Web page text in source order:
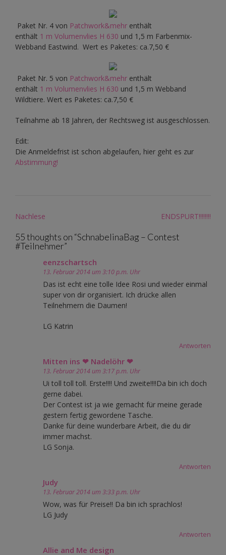
Paket Nr. 4 von Patchwork&mehr enthält
enthält 1 m Volumenvlies H 630 und 1,5 m Farbenmix-
Webband Eastwind. Wert es Paketes: ca.7,50 €
Paket Nr. 5 von Patchwork&mehr enthält
enthält 1 m Volumenvlies H 630 und 1,5 m Webband
Wildtiere. Wert es Paketes: ca.7,50 €
Teilnahme ab 18 Jahren, der Rechtsweg ist ausgeschlossen.
Edit:
Die Anmeldefrist ist schon abgelaufen, hier geht es zur
Abstimmung!
Post
Nachlese ENDSPURT!!!!!!!!
55 thoughts on “SchnabelinaBag – Contest
#Teilnehmer”
eenzschartsch
13. Februar 2014 um 3:10 p.m. Uhr
Das ist echt eine tolle Idee Rosi und wieder einmal
super von dir organisiert. Ich drücke allen
Teilnehmern die Daumen!
LG Katrin
Antworten
Mitten ins ❤ Nadelöhr ❤
13. Februar 2014 um 3:17 p.m. Uhr
Ui toll toll toll. Erste!!!! Und zweite!!!!Da bin ich doch
gerne dabei.
Der Contest ist ja wie gemacht für meine gerade
gestern fertig gewordene Tasche.
Danke für deine wunderbare Arbeit, die du dir
immer machst.
LG Sonja.
Antworten
Judy
13. Februar 2014 um 3:33 p.m. Uhr
Wow, was für Preise!! Da bin ich sprachlos!
LG Judy
Antworten
Allie and Me design